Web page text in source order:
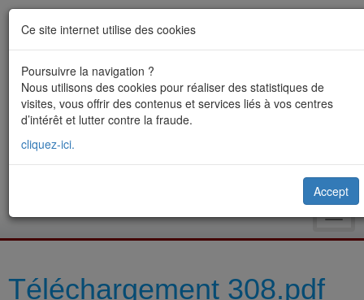
Téléchargement 308.pdf
Ce site internet utilise des cookies
Poursuivre la navigation ?
Nous utilisons des cookies pour réaliser des statistiques de
visites, vous offrir des contenus et services liés à vos centres
d’intérêt et lutter contre la fraude.
cliquez-ici.
Accept